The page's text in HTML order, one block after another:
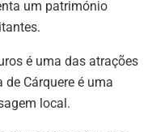
um património
é uma das atrações
Cárquere é uma
local.